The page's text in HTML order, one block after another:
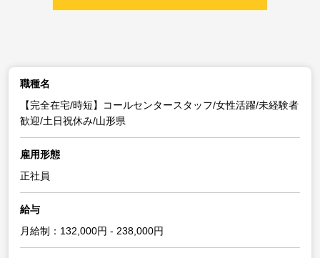
職種名
【完全在宅/時短】コールセンタースタッフ/女性活躍/未経験者
歓迎/土日祝休み/山形県
雇用形態
正社員
給与
月給制：132,000円 - 238,000円